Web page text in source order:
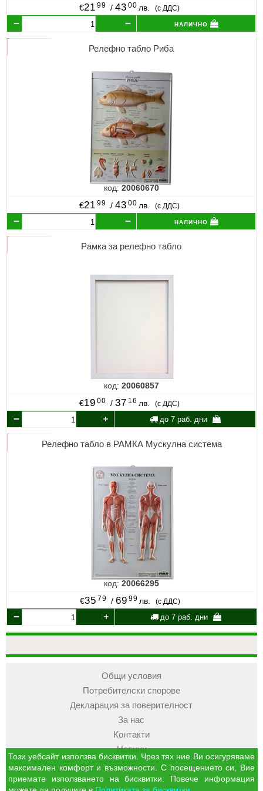
€21 99 / 43 00 лв. (с ДДС)
налично
Релефно табло Риба
код: 20060670
€21 99 / 43 00 лв. (с ДДС)
налично
Рамка за релефно табло
код: 20060857
€19 00 / 37 16 лв. (с ДДС)
до 7 раб. дни
Релефно табло в РАМКА Мускулна система
код:20066295
€35 79 / 69 99 лв. (с ДДС)
до 7 раб. дни
Общи условия
Потребителски спорове
Декларация за поверителност
За нас
Контакти
Новини
Този уебсайт използва бисквитки. Чрез тях ние Ви осигуряваме
максимален комфорт и възможности. С посещението си, Вие
приемате използването на бисквитки. Повече информация